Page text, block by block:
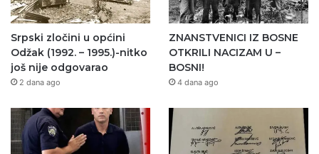
Srpski zločini u općini
Odžak (1992. – 1995.)-nitko
još nije odgovarao
2 dana ago
ZNANSTVENICI IZ BOSNE
OTKRILI NACIZAM U –
BOSNI!
4 dana ago